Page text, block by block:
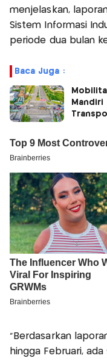
menjelaskan,
Sistem Informasi
periode dua bulan
Baca Juga :
"Berdasarkan
hingga Februari,